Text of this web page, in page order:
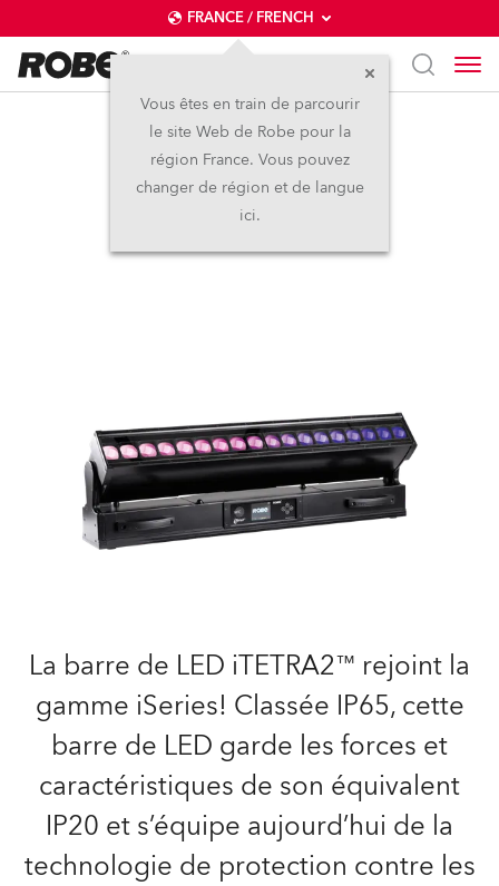
FRANCE / FRENCH
Vous êtes en train de parcourir
le site Web de Robe pour la
région France. Vous pouvez
changer de région et de langue
ici.
iTetra2™
IP65
La barre de LED iTETRA2™ rejoint la
gamme iSeries! Classée IP65, cette
barre de LED garde les forces et
caractéristiques de son équivalent
IP20 et s’équipe aujourd’hui de la
technologie de protection contre les